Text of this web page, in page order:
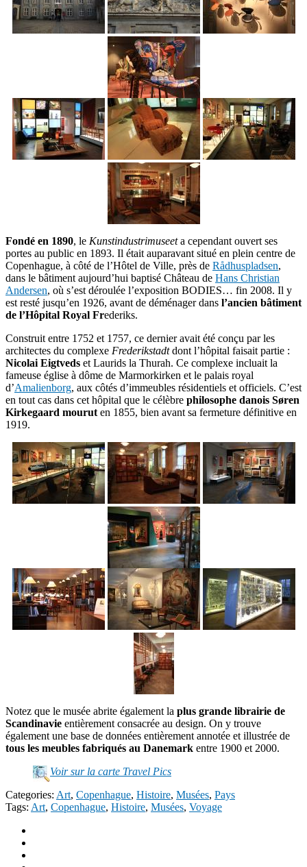
Fondé en 1890, le Kunstindustrimuseeta cependant ouvert ses
portes au public en 1893. Il était auparavant situé en plein centre de
Copenhague, à côté de l’Hôtel de Ville, près de Rådhuspladsen,
dans le bâtiment aujourd’hui baptisé Château de Hans Christian
Andersen, où s’est déroulée l’exposition BODIES… fin 2008. Il y
est resté jusqu’en 1926, avant de déménager dans l’ancien bâtiment
de l’Hôpital Royal Frederiks.
Construit entre 1752 et 1757, ce dernier avait été conçu par les
architectes du complexe Frederikstadtdont l’hôpital faisait partie :
Nicolai Eigtveds et Laurids la Thurah. Ce complexe incluait la
fameuse église à dôme de Marmorkirken et le palais royal
d’Amalienborg, aux côtés d’immeubles résidentiels et officiels. C’est
en tout cas dans cet hôpital que le célèbre philosophe danois Søren
Kirkegaard mourut en 1855, bien avant sa fermeture définitive en
1919.
Notez que le musée abrite également la plus grande librairie de
Scandinavie entièrement consacrée au design. On y trouve
également une base de données entièrement annotée et illustrée de
tous les meubles fabriqués au Danemark entre 1900 et 2000.
Voir sur la carte Travel Pics
Categories: Art, Copenhague, Histoire, Musées, Pays
Tags: Art, Copenhague, Histoire, Musées, Voyage